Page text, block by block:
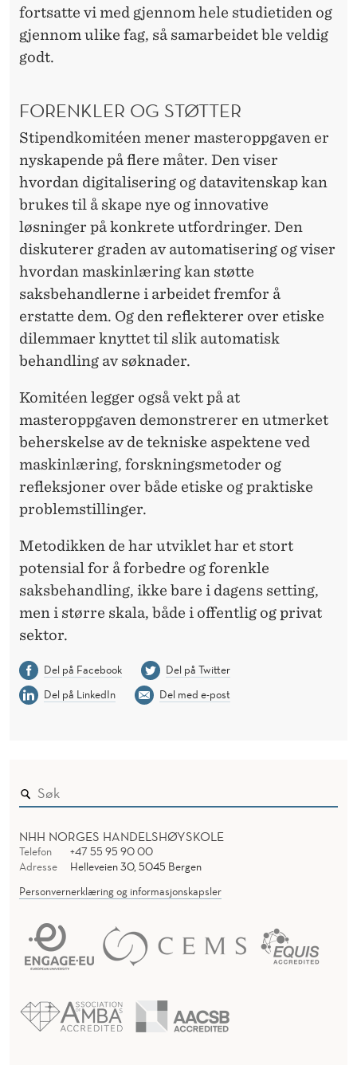
fortsatte vi med gjennom hele studietiden og
gjennom ulike fag, så samarbeidet ble veldig
godt.
FORENKLER OG STØTTER
Stipendkomitéen mener masteroppgaven er
nyskapende på flere måter. Den viser
hvordan digitalisering og datavitenskap kan
brukes til å skape nye og innovative
løsninger på konkrete utfordringer. Den
diskuterer graden av automatisering og viser
hvordan maskinlæring kan støtte
saksbehandlerne i arbeidet fremfor å
erstatte dem. Og den reflekterer over etiske
dilemmaer knyttet til slik automatisk
behandling av søknader.
Komitéen legger også vekt på at
masteroppgaven demonstrerer en utmerket
beherskelse av de tekniske aspektene ved
maskinlæring, forskningsmetoder og
refleksjoner over både etiske og praktiske
problemstillinger.
Metodikken de har utviklet har et stort
potensial for å forbedre og forenkle
saksbehandling, ikke bare i dagens setting,
men i større skala, både i offentlig og privat
sektor.
Del på Facebook
Del på Twitter
Del på LinkedIn
Del med e-post
NHH NORGES HANDELSHØYSKOLE
Telefon
+47 55 95 90 00
Adresse
Helleveien 30, 5045 Bergen
Personvernerklæring og informasjonskapsler